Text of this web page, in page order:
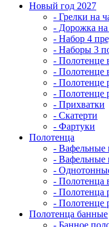
Новый год 2027
- Грелки на
- Дорожка на
- Набор 4
- Наборы 3
- Полотенце
- Полотенце
- Полотенце
- Полотенце
- Прихватки
- Скатерти
- Фартуки
Полотенца
- Вафельные
- Вафельные
-
- Полотенца
- Полотенца
- Полотенце
Полотенца банные
- Банное